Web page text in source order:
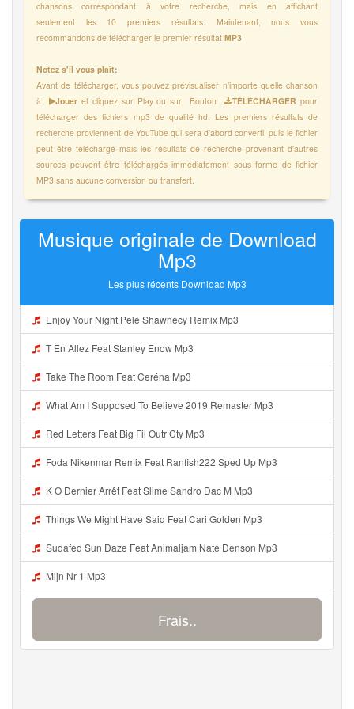
chansons correspondant à votre recherche, mais en affichant
seulement les 10 premiers résultats. Maintenant, nous vous
recommandons de télécharger le premier résultat MP3
Notez s'il vous plaît:
Avant de télécharger, vous pouvez prévisualiser n'importe quelle chanson
à
Jouer et cliquez sur Play ou sur Bouton TÉLÉCHARGERpour
télécharger des fichiers mp3 de qualité hd. Les premiers résultats de
recherche proviennent de YouTube qui sera d'abord converti, puis le fichier
peut être téléchargé mais les résultats de recherche provenant d'autres
sources peuvent être téléchargés immédiatement sous forme de fichier
MP3 sans aucune conversion ou transfert.
Musique originale de Download
Mp3
Les plus récents Download Mp3
Enjoy Your Night Pele Shawnecy Remix Mp3
T En Allez Feat Stanley Enow Mp3
Take The Room Feat Ceréna Mp3
What Am I Supposed To Believe 2019 Remaster Mp3
Red Letters Feat Big Fil Outr Cty Mp3
Foda Nikenmar Remix Feat Ranfish222 Sped Up Mp3
K O Dernier Arrêt Feat Slime Sandro Dac M Mp3
Things We Might Have Said Feat Cari Golden Mp3
Sudafed Sun Daze Feat Animaljam Nate Denson Mp3
Mijn Nr 1 Mp3
Frais..